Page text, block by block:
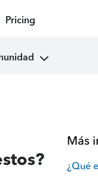
Pricing
Más
¿Qué